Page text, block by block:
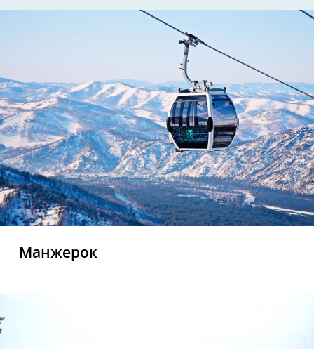
Манжерок